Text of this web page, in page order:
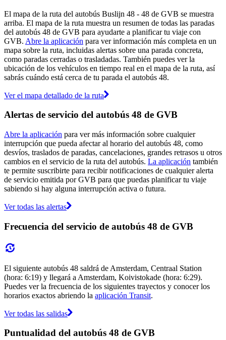
El mapa de la ruta del autobús Buslijn 48 - 48 de GVB se muestra
arriba. El mapa de la ruta muestra un resumen de todas las paradas
del autobús 48 de GVB para ayudarte a planificar tu viaje con
GVB. Abre la aplicación para ver información más completa en un
mapa sobre la ruta, incluidas alertas sobre una parada concreta,
como paradas cerradas o trasladadas. También puedes ver la
ubicación de los vehículos en tiempo real en el mapa de la ruta, así
sabrás cuándo está cerca de tu parada el autobús 48.
Ver el mapa detallado de la ruta
Alertas de servicio del autobús 48 de GVB
Abre la aplicación para ver más información sobre cualquier
interrupción que pueda afectar al horario del autobús 48, como
desvíos, traslados de paradas, cancelaciones, grandes retrasos u otros
cambios en el servicio de la ruta del autobús. La aplicación también
te permite suscribirte para recibir notificaciones de cualquier alerta
de servicio emitida por GVB para que puedas planificar tu viaje
sabiendo si hay alguna interrupción activa o futura.
Ver todas las alertas
Frecuencia del servicio de autobús 48 de GVB
El siguiente autobús 48 saldrá de Amsterdam, Centraal Station
(hora: 6:19) y llegará a Amsterdam, Koivistokade (hora: 6:29).
Puedes ver la frecuencia de los siguientes trayectos y conocer los
horarios exactos abriendo la aplicación Transit.
Ver todas las salidas
Puntualidad del autobús 48 de GVB